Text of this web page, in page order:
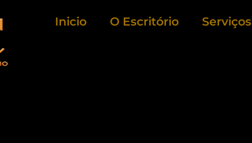
Inicio O Escritório Serviços